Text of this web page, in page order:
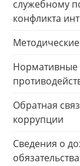
служебному
конфликта
Нормативные
Обратная
коррупции
Сведения о